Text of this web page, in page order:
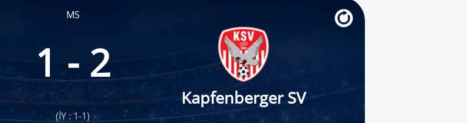
MS
1 - 2
Kapfenberger SV
(İY : 1-1)